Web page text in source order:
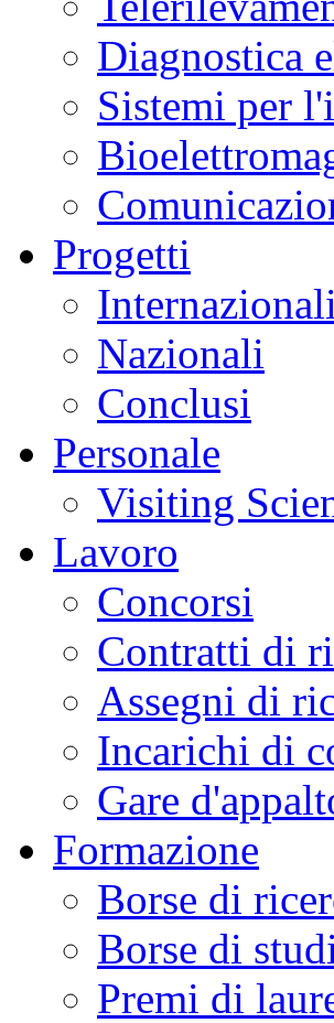
Diagnostica
Sistemi per
Progetti
Internazionali
Nazionali
Conclusi
Personale
Visiting
Lavoro
Concorsi
Contratti di
Assegni di
Incarichi di
Gare
Formazione
Borse di
Borse di
Premi di